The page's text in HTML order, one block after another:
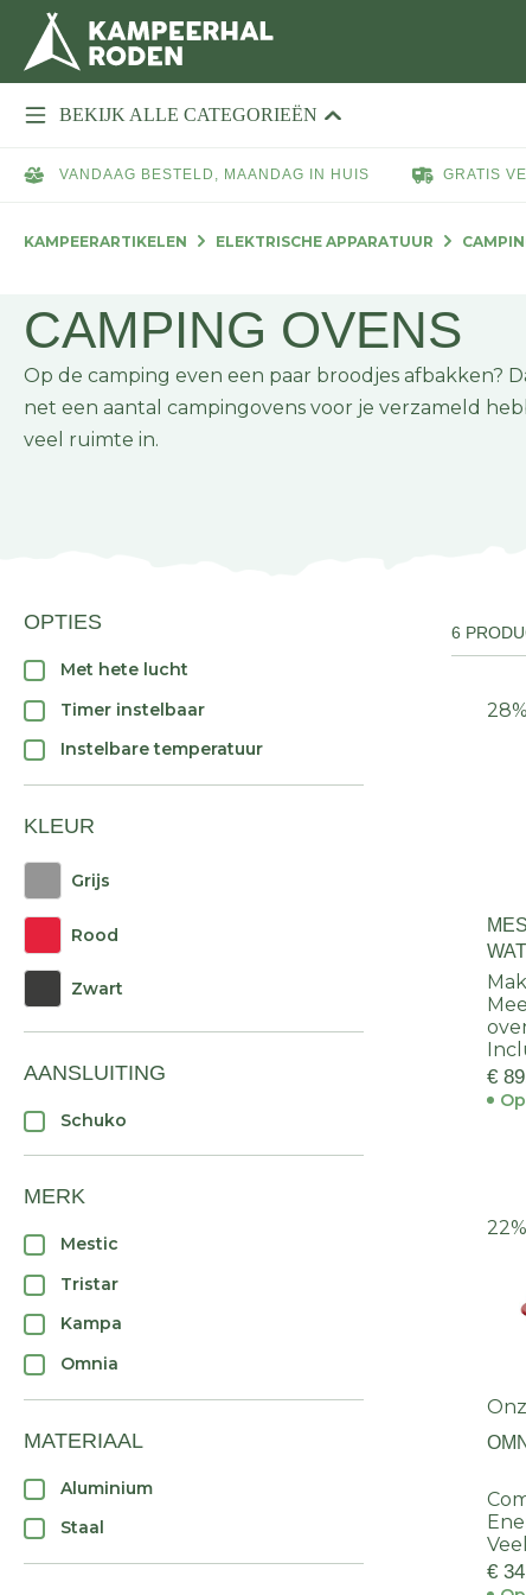
BEKIJK ALLE CATEGORIEËN
VANDAAG BESTELD, MAANDAG IN HUIS GRATIS
KAMPEERARTIKELEN ELEKTRISCHE APPARATUUR
CAMPING OVENS
Op de camping even een paar broodjes afbakken?
net een aantal campingovens voor je verzameld
veel ruimte in.
OPTIES
Met hete lucht
Timer instelbaar
Instelbare temperatuur
KLEUR
Grijs
Rood
Zwart
AANSLUITING
Schuko
MERK
Mestic
Tristar
Kampa
Omnia
MATERIAAL
Aluminium
Staal
6
28%
€
22%
€